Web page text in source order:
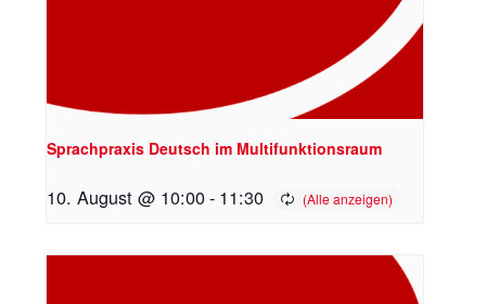
Sprachpraxis Deutsch im Multifunktionsraum
10. August @ 10:00- 11:30